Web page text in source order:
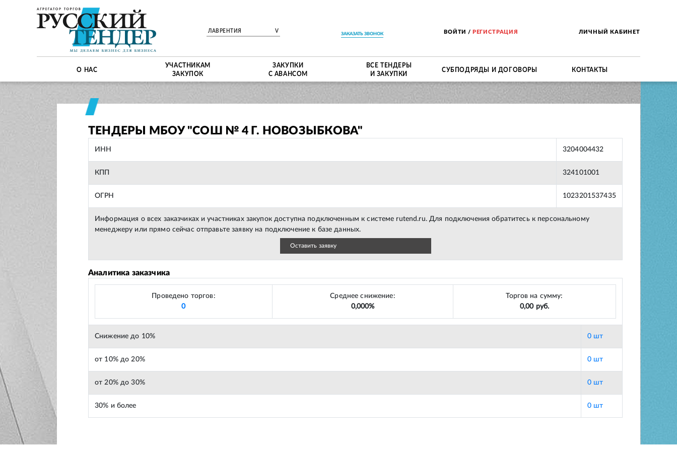
ЛАВРЕНТИЯ V ЗАКАЗАТЬ ЗВОНОК ВОЙТИ / РЕГИСТРАЦИЯ ЛИЧНЫЙ КАБИНЕТ
О НАС
УЧАСТНИКАМ
ЗАКУПОК
ЗАКУПКИ
С АВАНСОМ
ВСЕ ТЕНДЕРЫ
И ЗАКУПКИ
СУБПОДРЯДЫ И ДОГОВОРЫ КОНТАКТЫ
ТЕНДЕРЫ МБОУ "СОШ № 4 Г. НОВОЗЫБКОВА"
ИНН 3204004432
КПП 324101001
ОГРН 1023201537435
Информация о всех заказчиках и участниках закупок доступна подключенным к системе rutend.ru. Для подключения обратитесь к персональному
менеджеру или прямо сейчас отправьте заявку на подключение к базе данных.
Оставить заявку
Аналитика заказчика
Проведено торгов:
0
Среднее снижение:
0,000%
Торгов на сумму:
0,00 руб.
Снижение до 10% 0 шт
от 10% до 20% 0 шт
от 20% до 30% 0 шт
30% и более 0 шт